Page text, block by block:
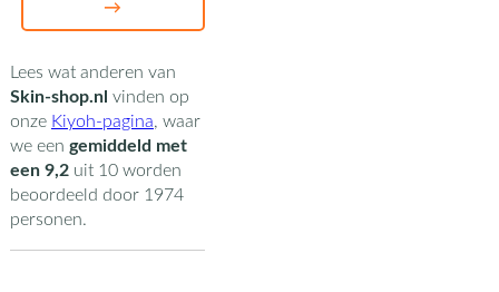
→
Lees wat anderen van
Skin-shop.nl vinden op
onze Kiyoh-pagina, waar
we een gemiddeld met
een 9,2uit 10worden
beoordeeld door 1974
personen.